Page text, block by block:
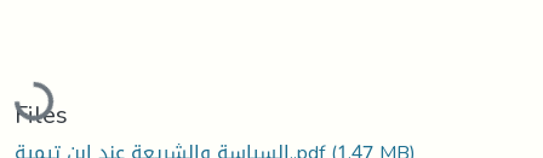
Loading...
Files